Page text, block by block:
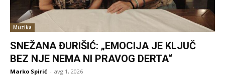
Muzika
SNEŽANA ĐURIŠIĆ: „EMOCIJA JE KLJUČ
BEZ NJE NEMA NI PRAVOG DERTA“
Marko Spirić - avg 1, 2026